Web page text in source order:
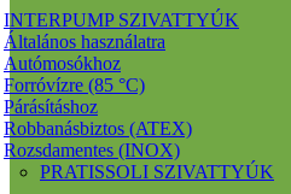
INTERPUMP SZIVATTYÚK
Általános használatra
Autómosókhoz
Forróvízre (85 °C)
Párásításhoz
Robbanásbiztos (ATEX)
Rozsdamentes (INOX)
PRATISSOLI SZIVATTYÚK